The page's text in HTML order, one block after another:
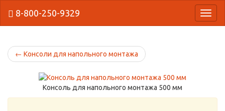
8-800-250-9329
← Консоли для напольного монтажа
Консоль для напольного монтажа 500 мм